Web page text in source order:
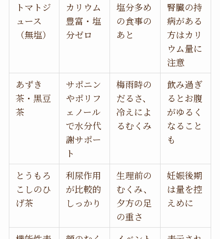
トマトジ
ュース
（無塩）
カリウム
豊富・塩
分ゼロ
塩分多め
の食事の
あと
腎臓の持
病がある
方はカリ
ウム量に
注意
あずき
茶・黒豆
茶
サポニン
やポリフ
ェノール
で水分代
謝サポー
ト
梅雨時の
だるさ、
冷えによ
るむくみ
飲み過ぎ
るとお腹
がゆるく
なること
も
とうもろ
こしのひ
げ茶
利尿作用
が比較的
しっかり
生理前の
むくみ、
夕方の足
の重さ
妊娠後期
は量を控
えめに